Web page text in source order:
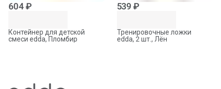
604 ₽
Контейнер для детской
смеси edda, Пломбир
539 ₽
Тренировочные ложки
edda, 2 шт., Лён